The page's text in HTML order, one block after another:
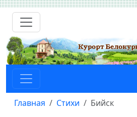
Главная Стихи Бийск